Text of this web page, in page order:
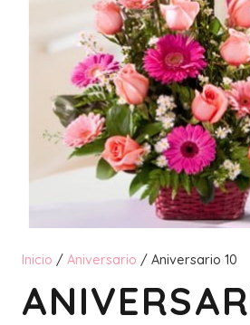
Inicio / Aniversario / Aniversario 10